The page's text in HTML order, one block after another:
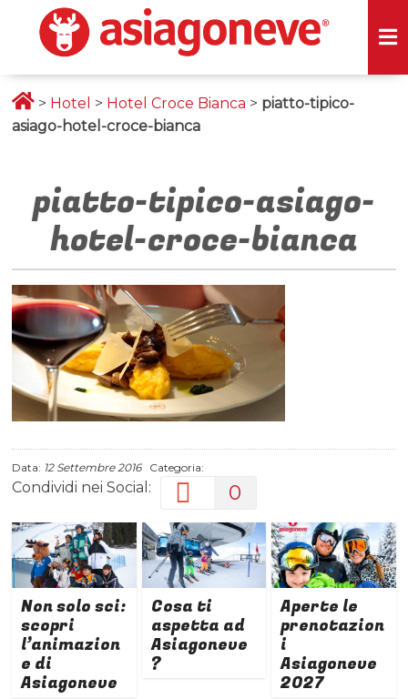
> Hotel > Hotel Croce Bianca > piatto-tipico-
asiago-hotel-croce-bianca
piatto-tipico-asiago-
hotel-croce-bianca
Data: 12 Settembre 2016Categoria:
Condividi nei Social: 0
Non solo sci:
scopri
l’animazion
e di
Asiagoneve
Cosa ti
aspetta ad
Asiagoneve
?
Aperte le
prenotazion
i
Asiagoneve
2027